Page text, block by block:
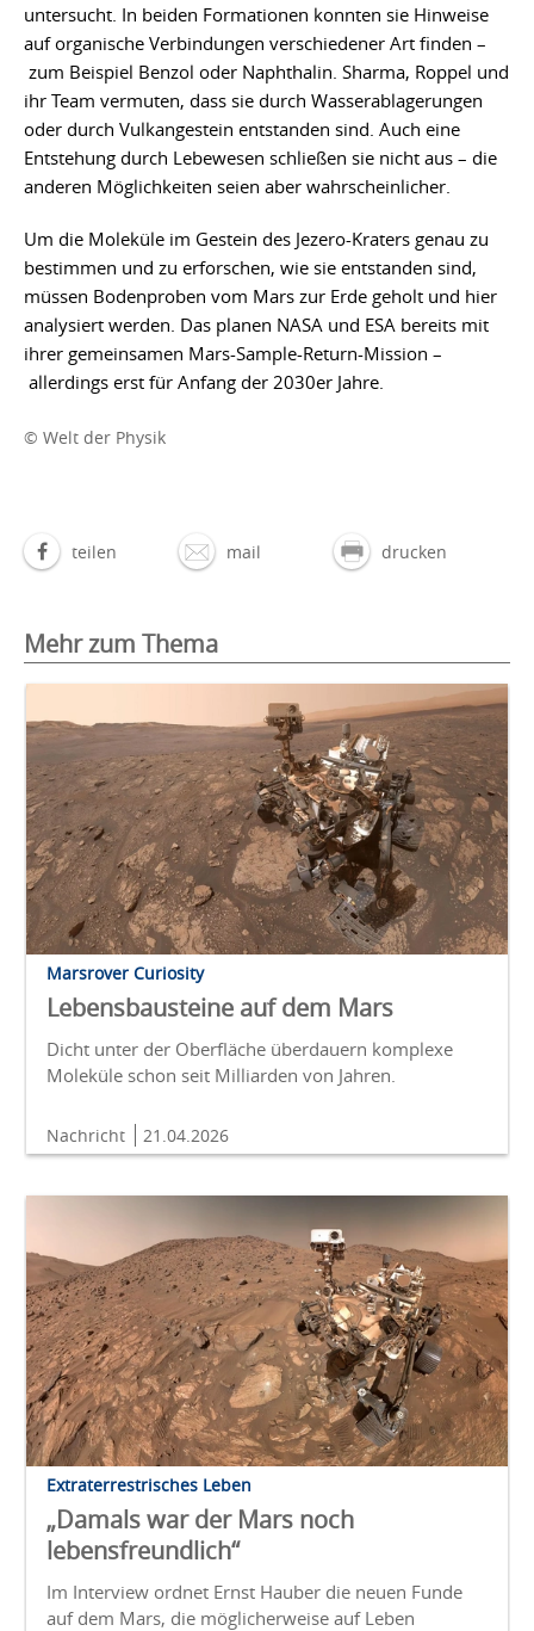
untersucht. In beiden Formationen konnten sie Hinweise
auf organische Verbindungen verschiedener Art finden –
zum Beispiel Benzol oder Naphthalin. Sharma, Roppel und
ihr Team vermuten, dass sie durch Wasserablagerungen
oder durch Vulkangestein entstanden sind. Auch eine
Entstehung durch Lebewesen schließen sie nicht aus – die
anderen Möglichkeiten seien aber wahrscheinlicher.
Um die Moleküle im Gestein des Jezero-Kraters genau zu
bestimmen und zu erforschen, wie sie entstanden sind,
müssen Bodenproben vom Mars zur Erde geholt und hier
analysiert werden. Das planen NASA und ESA bereits mit
ihrer gemeinsamen Mars-Sample-Return-Mission –
allerdings erst für Anfang der 2030er Jahre.
© Welt der Physik
teilen mail drucken
Mehr zum Thema
Marsrover Curiosity
Lebensbausteine auf dem Mars
Dicht unter der Oberfläche überdauern komplexe
Moleküle schon seit Milliarden von Jahren.
Nachricht 21.04.2026
Extraterrestrisches Leben
„Damals war der Mars noch
lebensfreundlich“
Im Interview ordnet Ernst Hauber die neuen Funde
auf dem Mars, die möglicherweise auf Leben